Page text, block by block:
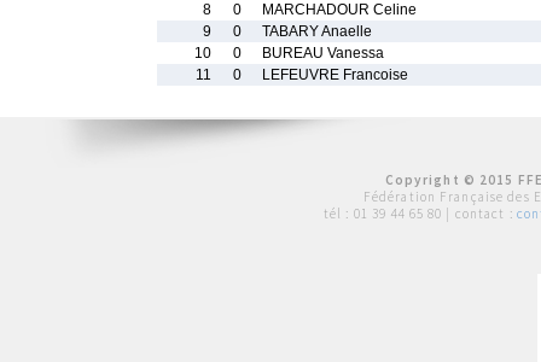
8
0
MARCHADOUR Celine
9
0
TABARY Anaelle
10
0
BUREAU Vanessa
11
0 LEFEUVRE Francoise
Copyright © 2015
Fédération Française des
tél : 01 39 44 65 80 | contact :